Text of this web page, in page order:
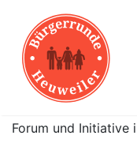
Forum und Initiative